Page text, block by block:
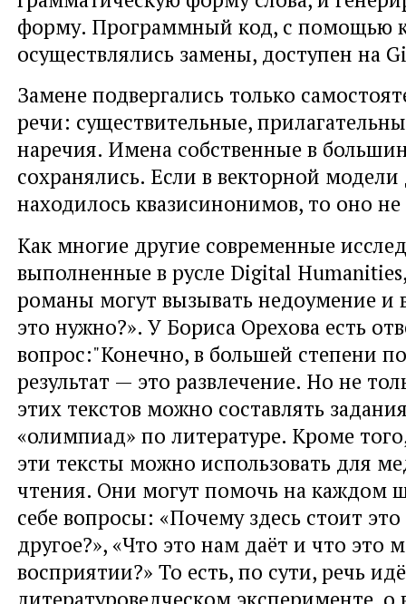
форму. Программный код, с помощью
осуществлялись замены, доступен на
Замене подвергались только
речи: существительные,
наречия. Имена собственные в
сохранялись. Если в векторной модели
находилось квазисинонимов, то оно
Как многие другие современные
выполненные в русле Digital
романы могут вызывать недоумение и
это нужно?». У Бориса Орехова есть
вопрос:"Конечно, в большей степени
результат — это развлечение. Но не
этих текстов можно составлять
«олимпиад» по литературе. Кроме
эти тексты можно использовать для
чтения. Они могут помочь на каждом
себе вопросы: «Почему здесь стоит это
другое?», «Что это нам даёт и что это
восприятии?» То есть, по сути, речь
литературоведческом эксперименте, о